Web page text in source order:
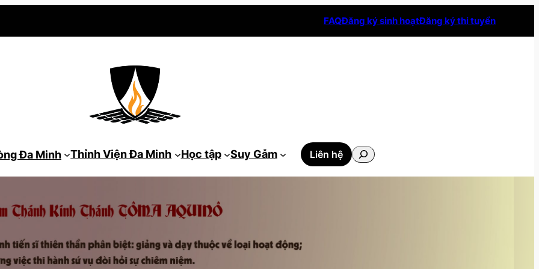
FAQĐăng ký sinh hoạtĐăng ký thi tuyển
Đa Minh Thỉnh Viện Đa Minh Học tập Suy Gẫm Liên hệ
Tìm
kiếm